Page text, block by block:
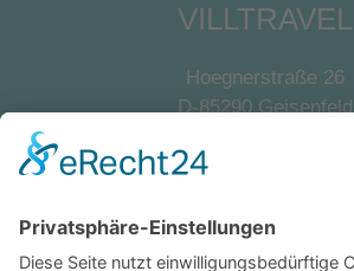
VILLTRAVEL
Hoegnerstraße 26
D-85290 Geisenfeld